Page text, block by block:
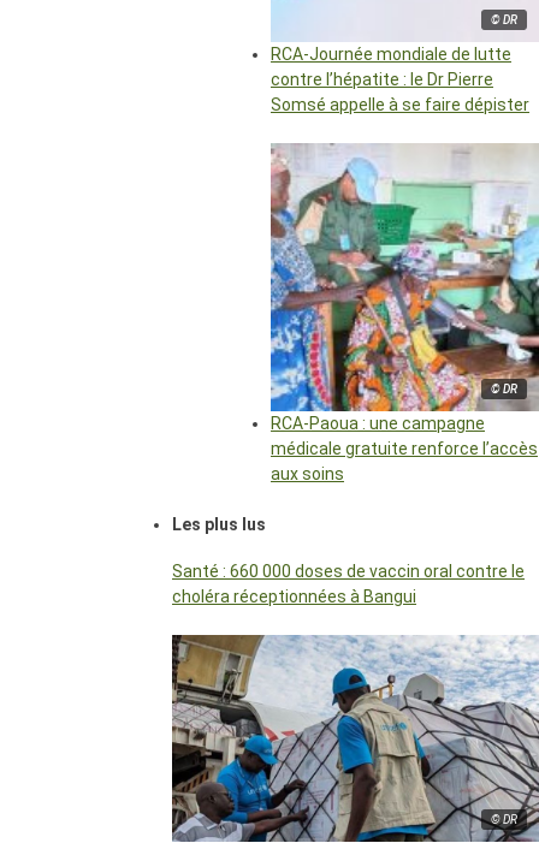
© DR
RCA-Journée mondiale de lutte
contre l’hépatite : le Dr Pierre
Somsé appelle à se faire dépister
© DR
RCA-Paoua : une campagne
médicale gratuite renforce l’accès
aux soins
Les plus lus
Santé : 660 000 doses de vaccin oral contre le
choléra réceptionnées à Bangui
© DR